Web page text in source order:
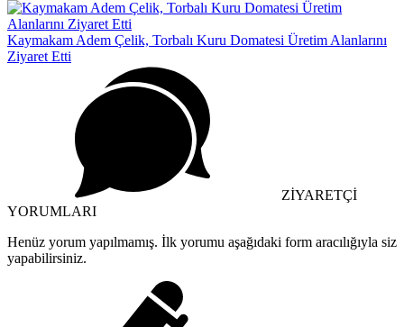
Kaymakam Adem Çelik, Torbalı Kuru Domatesi Üretim Alanlarını
Ziyaret Etti
ZİYARETÇİ
YORUMLARI
Henüz yorum yapılmamış. İlk yorumu aşağıdaki form aracılığıyla siz
yapabilirsiniz.